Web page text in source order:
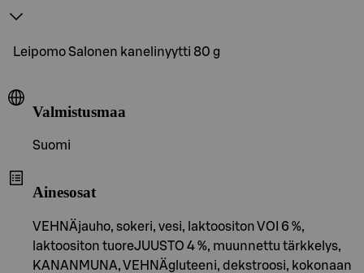
Leipomo Salonen kanelinyytti 80 g
Valmistusmaa
Suomi
Ainesosat
VEHNÄjauho, sokeri, vesi, laktoositon VOI 6 %,
laktoositon tuoreJUUSTO 4 %, muunnettu tärkkelys,
KANANMUNA, VEHNÄgluteeni, dekstroosi, kokonaan